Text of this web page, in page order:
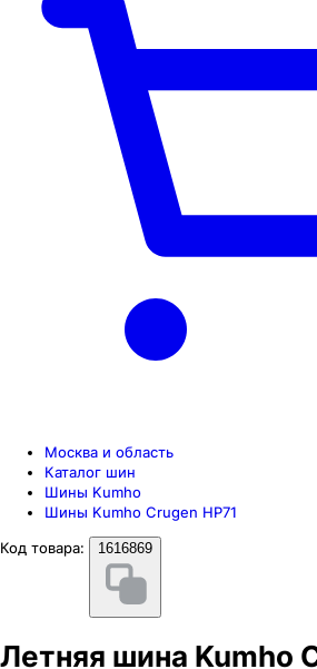
Москва и область
Каталог шин
Шины Kumho
Шины Kumho Crugen HP71
Код товара:
1616869
Летняя шина Kumho